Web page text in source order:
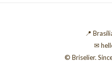
📍
✉
© Briselier.